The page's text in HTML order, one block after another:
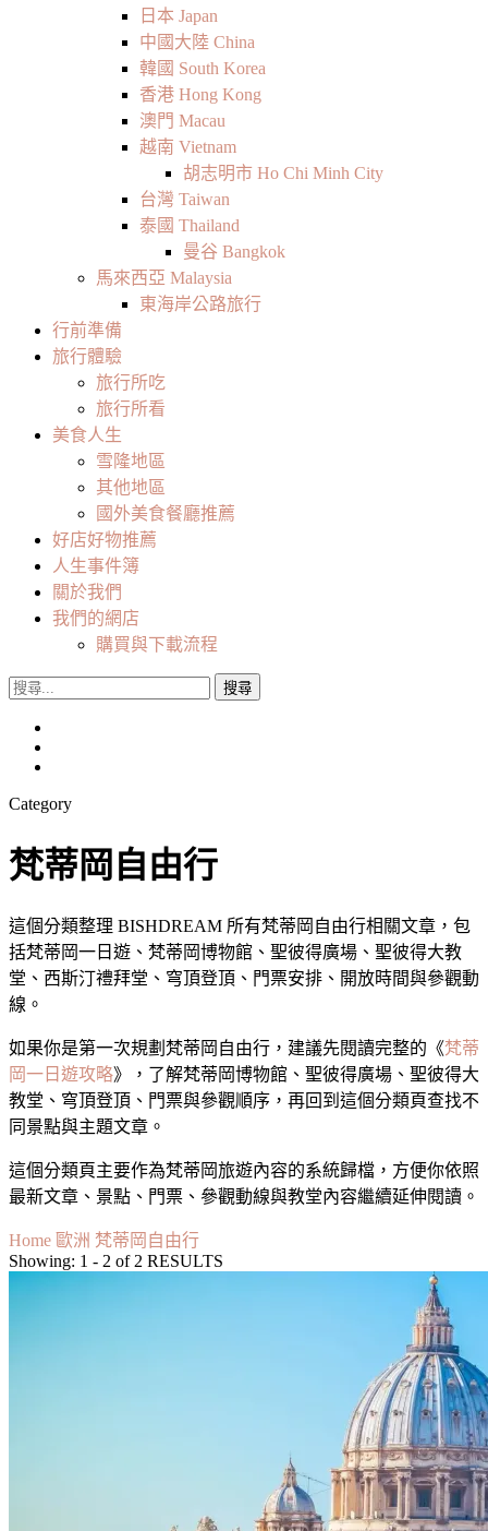
日本 Japan
中國大陸 China
韓國 South Korea
香港 Hong Kong
澳門 Macau
越南 Vietnam
胡志明市 Ho Chi Minh City
台灣 Taiwan
泰國 Thailand
曼谷 Bangkok
馬來西亞 Malaysia
東海岸公路旅行
行前準備
旅行體驗
旅行所吃
旅行所看
美食人生
雪隆地區
其他地區
國外美食餐廳推薦
好店好物推薦
人生事件簿
關於我們
我們的網店
購買與下載流程
搜
Category
梵蒂岡自由行
這個分類整理 BISHDREAM 所有梵蒂岡自由行相關文章，包
括梵蒂岡一日遊、梵蒂岡博物館、聖彼得廣場、聖彼得大教
堂、西斯汀禮拜堂、穹頂登頂、門票安排、開放時間與參觀動
線。
如果你是第一次規劃梵蒂岡自由行，建議先閱讀完整的《梵蒂
岡一日遊攻略》，了解梵蒂岡博物館、聖彼得廣場、聖彼得大
教堂、穹頂登頂、門票與參觀順序，再回到這個分類頁查找不
同景點與主題文章。
這個分類頁主要作為梵蒂岡旅遊內容的系統歸檔，方便你依照
最新文章、景點、門票、參觀動線與教堂內容繼續延伸閱讀。
Home 歐洲 梵蒂岡自由行
Showing: 1 - 2 of 2 RESULTS